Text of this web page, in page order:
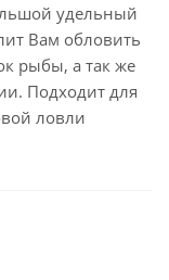
удельный
Вам обловить
рыбы, а так же
Подходит для
ловли